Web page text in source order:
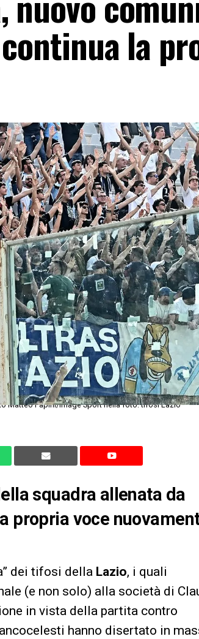
la
Matteo Papini/Image Sport nella foto: tifosi Lazio
squadra allenata da
propria voce
dei tifosi della Lazio, i quali
(e non solo) alla società di
in vista della partita contro
hanno disertato in